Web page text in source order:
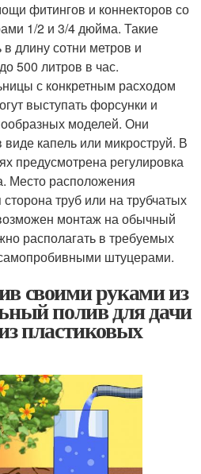
фитингов и коннекторов со
1/2 и 3/4 дюйма. Такие
в длину сотни метров и
500 литров в час.
с конкретным расходом
выступать форсунки и
моделей. Они
капель или микроструй. В
предусмотрена регулировка
Место расположения
труб или на трубчатых
монтаж на обычный
располагать в требуемых
штуцерами.
своими руками из
полив для дачи
пластиковых